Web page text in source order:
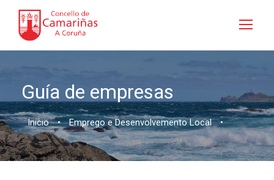
Guía de empresas
Inicio • Emprego e Desenvolvemento Local •